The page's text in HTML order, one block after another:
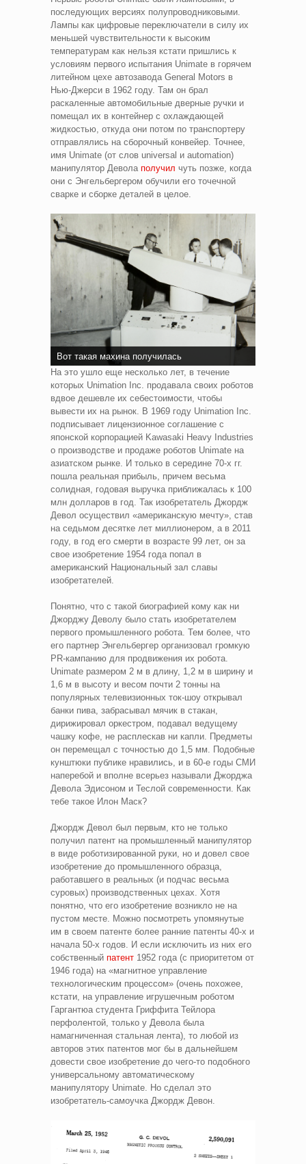
последующих версиях полупроводниковыми.
Лампы как цифровые переключатели в силу их
меньшей чувствительности к высоким
температурам как нельзя кстати пришлись к
условиям первого испытания Unimate в горячем
литейном цехе автозавода General Motors в
Нью-Джерси в 1962 году. Там он брал
раскаленные автомобильные дверные ручки и
помещал их в контейнер с охлаждающей
жидкостью, откуда они потом по транспортеру
отправлялись на сборочный конвейер. Точнее,
имя Unimate (от слов universal и automation)
манипулятор Девола получил чуть позже, когда
они с Энгельбергером обучили его точечной
сварке и сборке деталей в целое.
Вот такая махина получилась
На это ушло еще несколько лет, в течение
которых Unimation Inc. продавала своих роботов
вдвое дешевле их себестоимости, чтобы
вывести их на рынок. В 1969 году Unimation Inc.
подписывает лицензионное соглашение с
японской корпорацией Kawasaki Heavy Industries
о производстве и продаже роботов Unimate на
азиатском рынке. И только в середине 70-х гг.
пошла реальная прибыль, причем весьма
солидная, годовая выручка приближалась к 100
млн долларов в год. Так изобретатель Джордж
Девол осуществил «американскую мечту», став
на седьмом десятке лет миллионером, а в 2011
году, в год его смерти в возрасте 99 лет, он за
свое изобретение 1954 года попал в
американский Национальный зал славы
изобретателей.
Понятно, что с такой биографией кому как ни
Джорджу Деволу было стать изобретателем
первого промышленного робота. Тем более, что
его партнер Энгельбергер организовал громкую
PR-кампанию для продвижения их робота.
Unimate размером 2 м в длину, 1,2 м в ширину и
1,6 м в высоту и весом почти 2 тонны на
популярных телевизионных ток-шоу открывал
банки пива, забрасывал мячик в стакан,
дирижировал оркестром, подавал ведущему
чашку кофе, не расплескав ни капли. Предметы
он перемещал с точностью до 1,5 мм. Подобные
кунштюки публике нравились, и в 60-е годы СМИ
наперебой и вполне всерьез называли Джорджа
Девола Эдисоном и Теслой современности. Как
тебе такое Илон Маск?
Джордж Девол был первым, кто не только
получил патент на промышленный манипулятор
в виде роботизированной руки, но и довел свое
изобретение до промышленного образца,
работавшего в реальных (и подчас весьма
суровых) производственных цехах. Хотя
понятно, что его изобретение возникло не на
пустом месте. Можно посмотреть упомянутые
им в своем патенте более ранние патенты 40-х и
начала 50-х годов. И если исключить из них его
собственный патент 1952 года (с приоритетом от
1946 года) на «магнитное управление
технологическим процессом» (очень похожее,
кстати, на управление игрушечным роботом
Гаргантюа студента Гриффита Тейлора
перфолентой, только у Девола была
намагниченная стальная лента), то любой из
авторов этих патентов мог бы в дальнейшем
довести свое изобретение до чего-то подобного
универсальному автоматическому
манипулятору Unimate. Но сделал это
изобретатель-самоучка Джордж Девон.